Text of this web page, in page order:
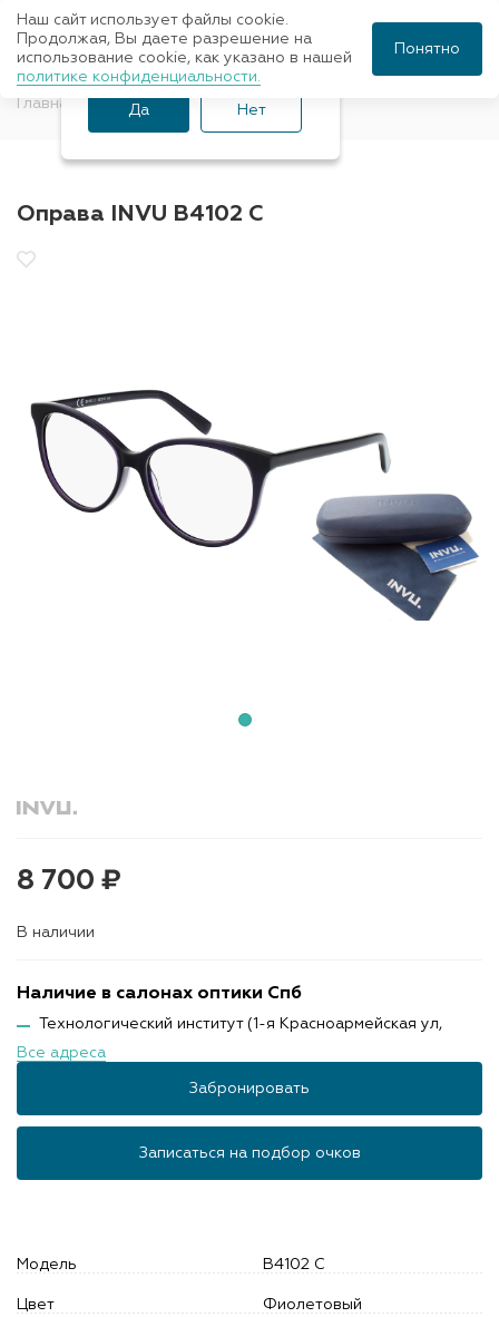
Главная Оправы для очков INVU
Оправа INVU B4102 C
8 700 ₽
В наличии
Наличие в салонах оптики Спб
Технологический институт (1-я Красноармейская ул,
Все адреса
Забронировать
Записаться на подбор очков
Модель B4102 C
Цвет Фиолетовый
Ваш город Санкт-
Петербург?
Да Нет
Наш сайт использует файлы cookie.
Продолжая, Вы даете разрешение на
использование cookie, как указано в нашей
политике конфиденциальности.
Понятно